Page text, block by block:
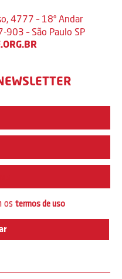
4777 – 18º Andar
– São Paulo SP
os termos de uso